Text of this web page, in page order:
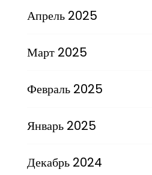
Апрель 2025
Март 2025
Февраль 2025
Январь 2025
Декабрь 2024